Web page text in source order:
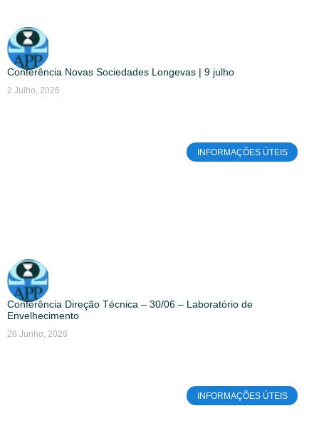
Conferência Novas Sociedades Longevas | 9 julho
2 Julho, 2026
INFORMAÇÕES ÚTEIS
Conferência Direção Técnica – 30/06 – Laboratório de
Envelhecimento
26 Junho, 2026
INFORMAÇÕES ÚTEIS